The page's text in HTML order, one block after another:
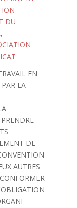
DU
,
EN
LA
DE
AUTRES